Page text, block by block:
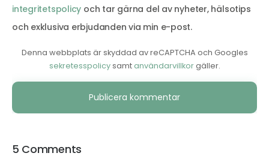
integritetspolicy och tar gärna del av nyheter, hälsotips
och exklusiva erbjudanden via min e-post.
Denna webbplats är skyddad av reCAPTCHA och Googles
sekretesspolicysamtanvändarvillkorgäller.
Alternative:
5 Comments